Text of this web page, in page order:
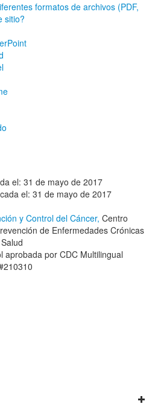
formatos de archivos (PDF,
sitio?
el: 31 de mayo de 2017
el: 31 de mayo de 2017
y Control del Cáncer, Centro
de Enfermedades Crónicas
aprobada por CDC Multilingual